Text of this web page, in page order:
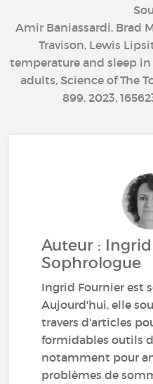
Amir Baniassardi, Brad
Travison, Lewis
temperature and sleep
adults, Science of The
899, 2023,
Auteur :
Sophrologue
Ingrid Fournier est
Aujourd'hui, elle
travers d'articles
formidables outils
notamment pour
problèmes de